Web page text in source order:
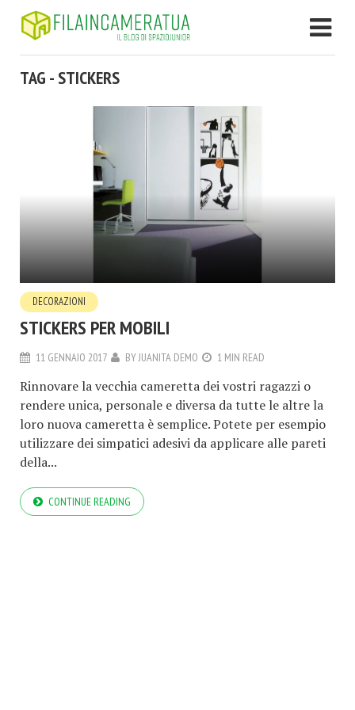
TAG - STICKERS
DECORAZIONI
STICKERS PER MOBILI
11 GENNAIO 2017 BYJUANITA DEMO 1 MIN READ
Rinnovare la vecchia cameretta dei vostri ragazzi o
rendere unica, personale e diversa da tutte le altre la
loro nuova cameretta è semplice. Potete per esempio
utilizzare dei simpatici adesivi da applicare alle pareti
della...
CONTINUE READING